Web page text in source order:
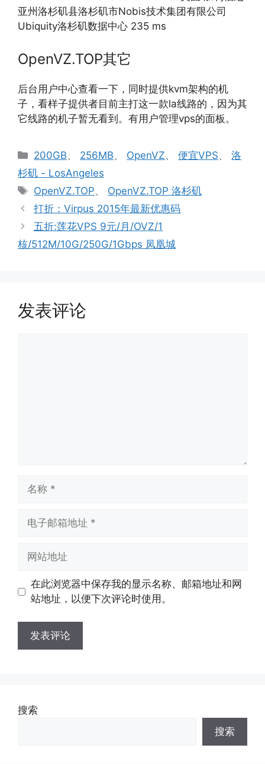
亚州洛杉矶县洛杉矶市Nobis技术集团有限公司
Ubiquity洛杉矶数据中心 235 ms
OpenVZ.TOP其它
后台用户中心查看一下，同时提供kvm架构的机
子，看样子提供者目前主打这一款la线路的，因为其
它线路的机子暂无看到。有用户管理vps的面板。
分
类
200GB、 256MB、 OpenVZ、便宜VPS、洛
杉矶 - LosAngeles
标
签
OpenVZ.TOP、 OpenVZ.TOP 洛杉矶
打折：Virpus 2015年最新优惠码
五折:莲花VPS 9元/月/OVZ/1
核/512M/10G/250G/1Gbps 凤凰城
发表评论
址
址
在此浏览器中保存我的显示名称、邮箱地址和网
站地址，以便下次评论时使用。
搜索
搜索